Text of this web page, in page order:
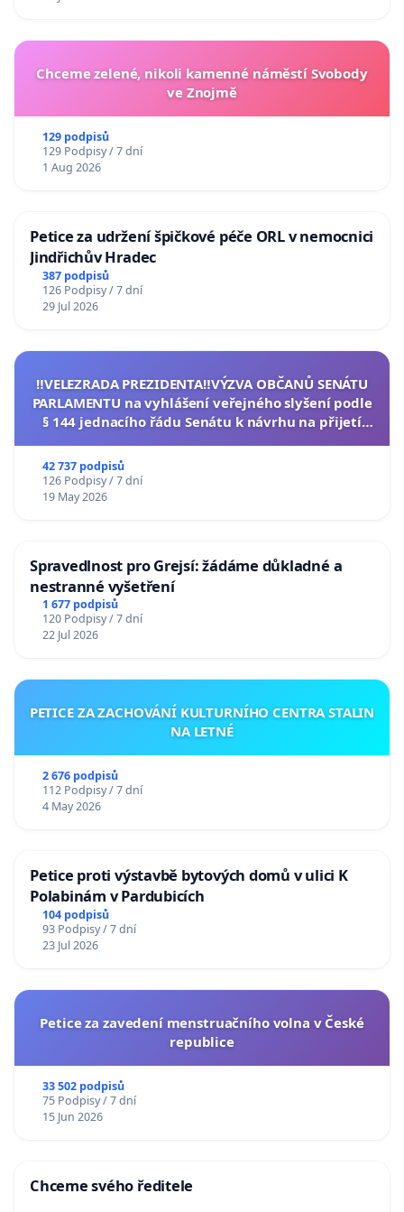
Chceme zelené, nikoli kamenné náměstí Svobody
ve Znojmě
129 podpisů
129 Podpisy / 7 dní
1 Aug 2026
Petice za udržení špičkové péče ORL v nemocnici
Jindřichův Hradec
387 podpisů
126 Podpisy / 7 dní
29 Jul 2026
‼️VELEZRADA PREZIDENTA‼️VÝZVA OBČANŮ SENÁTU
PARLAMENTU na vyhlášení veřejného slyšení podle
§ 144 jednacího řádu Senátu k návrhu na přijetí
42 737 podpisů
126 Podpisy / 7 dní
19 May 2026
Spravedlnost pro Grejsí: žádáme důkladné a
nestranné vyšetření
1 677 podpisů
120 Podpisy / 7 dní
22 Jul 2026
PETICE ZA ZACHOVÁNÍ KULTURNÍHO CENTRA STALIN
NA LETNÉ
2 676 podpisů
112 Podpisy / 7 dní
4 May 2026
Petice proti výstavbě bytových domů v ulici K
Polabinám v Pardubicích
104 podpisů
93 Podpisy / 7 dní
23 Jul 2026
Petice za zavedení menstruačního volna v České
republice
33 502 podpisů
75 Podpisy / 7 dní
15 Jun 2026
Chceme svého ředitele